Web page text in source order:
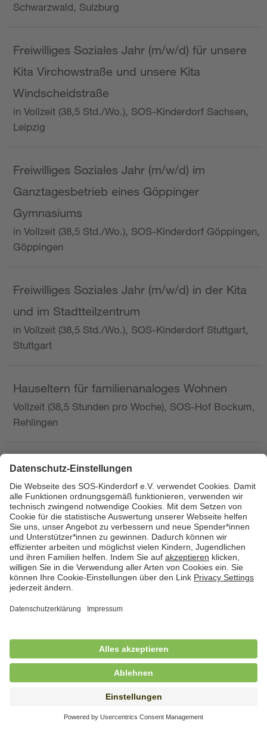
Schwarzwald, Sulzburg
Freiwilliges Soziales Jahr (m/w/d) für unsere
Kita Virchowstraße und unsere Kita
Windscheidstraße
in Vollzeit (38,5 Std./Wo.), SOS-Kinderdorf Sachsen,
Leipzig
Freiwilliges Soziales Jahr (m/w/d) im
Ganztagesbetrieb eines Göppinger
Gymnasiums
in Vollzeit (38,5 Std./Wo.), SOS-Kinderdorf Göppingen,
Göppingen
Freiwilliges Soziales Jahr (m/w/d) in der Kita
und im Stadtteilzentrum
in Vollzeit (38,5 Std./Wo.), SOS-Kinderdorf Stuttgart,
Stuttgart
Hauseltern für familienanaloges Wohnen
Vollzeit (38,5 Stunden pro Woche), SOS-Hof Bockum,
Rehlingen
Hauswirtschafterin / Köchin (m/w/d) als
Ausbilderin (m/w/d) im Bereich
Nahrungszubereitung
in Vollzeit (38,5 Std./Wo.), SOS-Kinderdorf
Saarbrücken, Saarbrücken
Hauswirtschaftskraft (m/w/d)
in Teilzeit (mind. 20 - max. 30 Std./.Wo.), SOS-
Hauswirtschaftskraft (m/w/d)
in unbefristeter Anstellung, Teilzeit (20 Std./Wo.), SOS-
Kinderdorf Dortmund, Hagen